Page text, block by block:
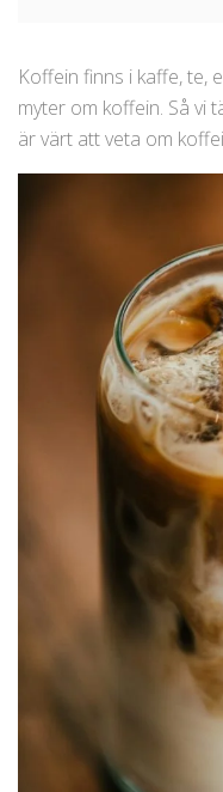
Koffein finns i kaffe, te,
myter om koffein. Så vi
är värt att veta om